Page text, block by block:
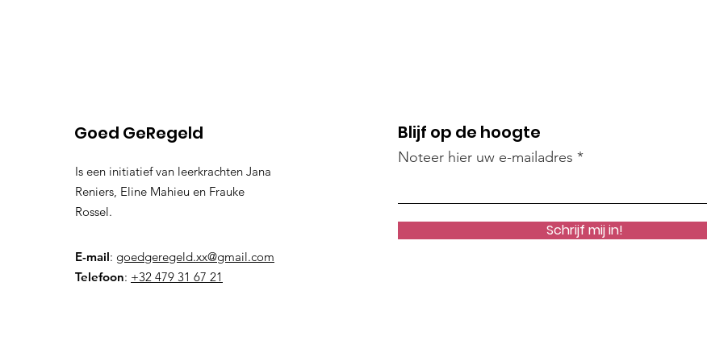
Goed GeRegeld
Is een initiatief van leerkrachten Jana
Reniers, Eline Mahieu en Frauke
Rossel.
E-mail: goedgeregeld.xx@gmail.com
Telefoon: +32 479 31 67 21
Blijf op de hoogte
Noteer hier uw e-mailadres
Schrijf mij in!